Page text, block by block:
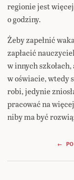
regionie jest
o godziny.
Żeby zapełnić
zapłacić
w innych
w oświacie, wtedy
robi, jedynie
pracować na
niby ma być
wpisu
←